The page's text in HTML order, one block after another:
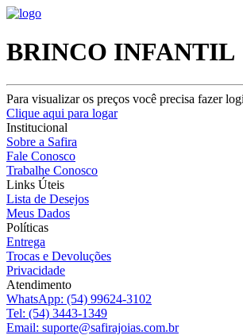
BRINCO INFANTIL
Para visualizar os preços você precisa fazer
Clique aqui para logar
Institucional
Sobre a Safira
Fale Conosco
Trabalhe Conosco
Links Úteis
Lista de Desejos
Meus Dados
Políticas
Entrega
Trocas e Devoluções
Privacidade
Atendimento
WhatsApp: (54) 99624-3102
Tel: (54) 3443-1349
Email: suporte@safirajoias.com.br